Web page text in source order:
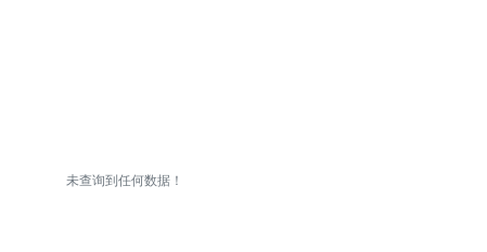
未查询到任何数据！